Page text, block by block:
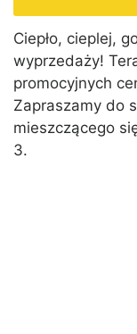
Ciepło, cieplej,
wyprzedaży!
promocyjnych
Zapraszamy do
mieszczącego
3.